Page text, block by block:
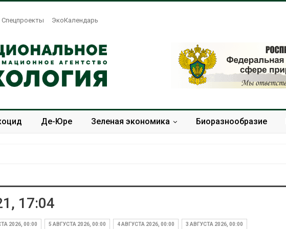
Спецпроекты ЭкоКалендарь
Де-Юре Зеленая экономика Биоразнообразие
17:04
2026, 00:00 5 АВГУСТА 2026, 00:00 4 АВГУСТА 2026, 00:00 3 АВГУСТА 2026, 00:00
переживать жару